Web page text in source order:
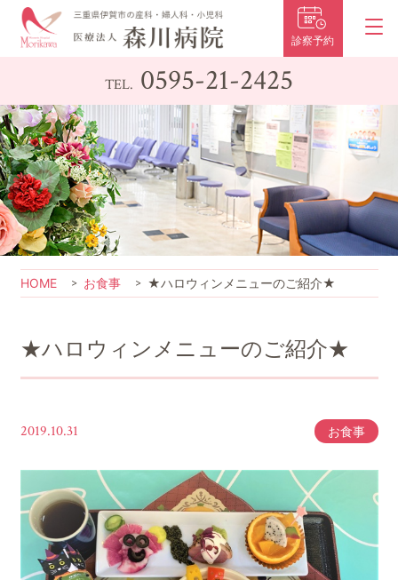
診察予約
TEL. 0595-21-2425
HOME お食事 ★ハロウィンメニューのご紹介★
★ハロウィンメニューのご紹介★
2019.10.31 お食事